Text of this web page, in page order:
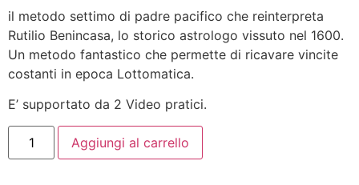
il metodo settimo di padre pacifico che reinterpreta
Rutilio Benincasa, lo storico astrologo vissuto nel 1600.
Un metodo fantastico che permette di ricavare vincite
costanti in epoca Lottomatica.
E’ supportato da 2 Video pratici.
Il
Metodo
Settimo
Aggiungi al carrello